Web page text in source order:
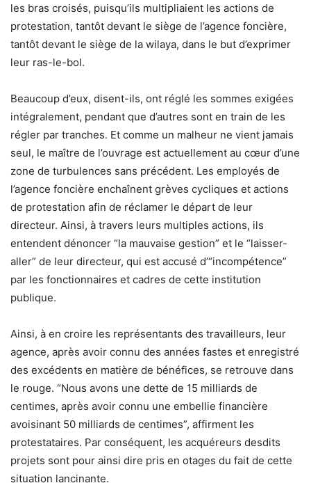
les bras croisés, puisqu’ils multipliaient les actions de
protestation, tantôt devant le siège de l’agence foncière,
tantôt devant le siège de la wilaya, dans le but d’exprimer
leur ras-le-bol.
Beaucoup d’eux, disent-ils, ont réglé les sommes exigées
intégralement, pendant que d’autres sont en train de les
régler par tranches. Et comme un malheur ne vient jamais
seul, le maître de l’ouvrage est actuellement au cœur d’une
zone de turbulences sans précédent. Les employés de
l’agence foncière enchaînent grèves cycliques et actions
de protestation afin de réclamer le départ de leur
directeur. Ainsi, à travers leurs multiples actions, ils
entendent dénoncer “la mauvaise gestion” et le “laisser-
aller” de leur directeur, qui est accusé d’“incompétence”
par les fonctionnaires et cadres de cette institution
publique.
Ainsi, à en croire les représentants des travailleurs, leur
agence, après avoir connu des années fastes et enregistré
des excédents en matière de bénéfices, se retrouve dans
le rouge. “Nous avons une dette de 15 milliards de
centimes, après avoir connu une embellie financière
avoisinant 50 milliards de centimes”, affirment les
protestataires. Par conséquent, les acquéreurs desdits
projets sont pour ainsi dire pris en otages du fait de cette
situation lancinante.